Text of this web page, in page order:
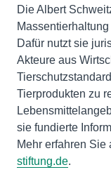
Die Albert
Dafür nutzt sie
Akteure aus
Tierprodukten zu
sie fundierte
Mehr erfahren Sie
stiftung.de.